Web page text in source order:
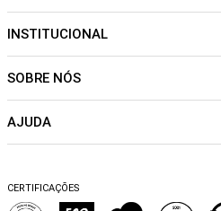
NOVIDADES
CALÇADOS
SALE
INSTITUCIONAL
Sobre Nós
Sustentabilidade
Trocas e Devoluções
Perguntas Frequentes
SOBRE NÓS
Política de pagamento
AJUDA
Dicas de cuidados
CERTIFICAÇÕES